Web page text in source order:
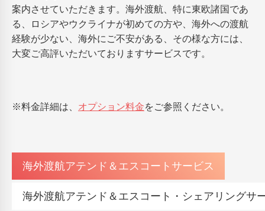
案内させていただきます。海外渡航、特に東欧諸国であ
る、ロシアやウクライナが初めての方や、海外への渡航
経験が少ない、海外にご不安がある、その様な方には、
大変ご高評いただいておりますサービスです。
※料金詳細は、 オプション料金をご参照ください。
海外渡航アテンド＆エスコートサービス
海外渡航アテンド＆エスコート・シェアリングサ